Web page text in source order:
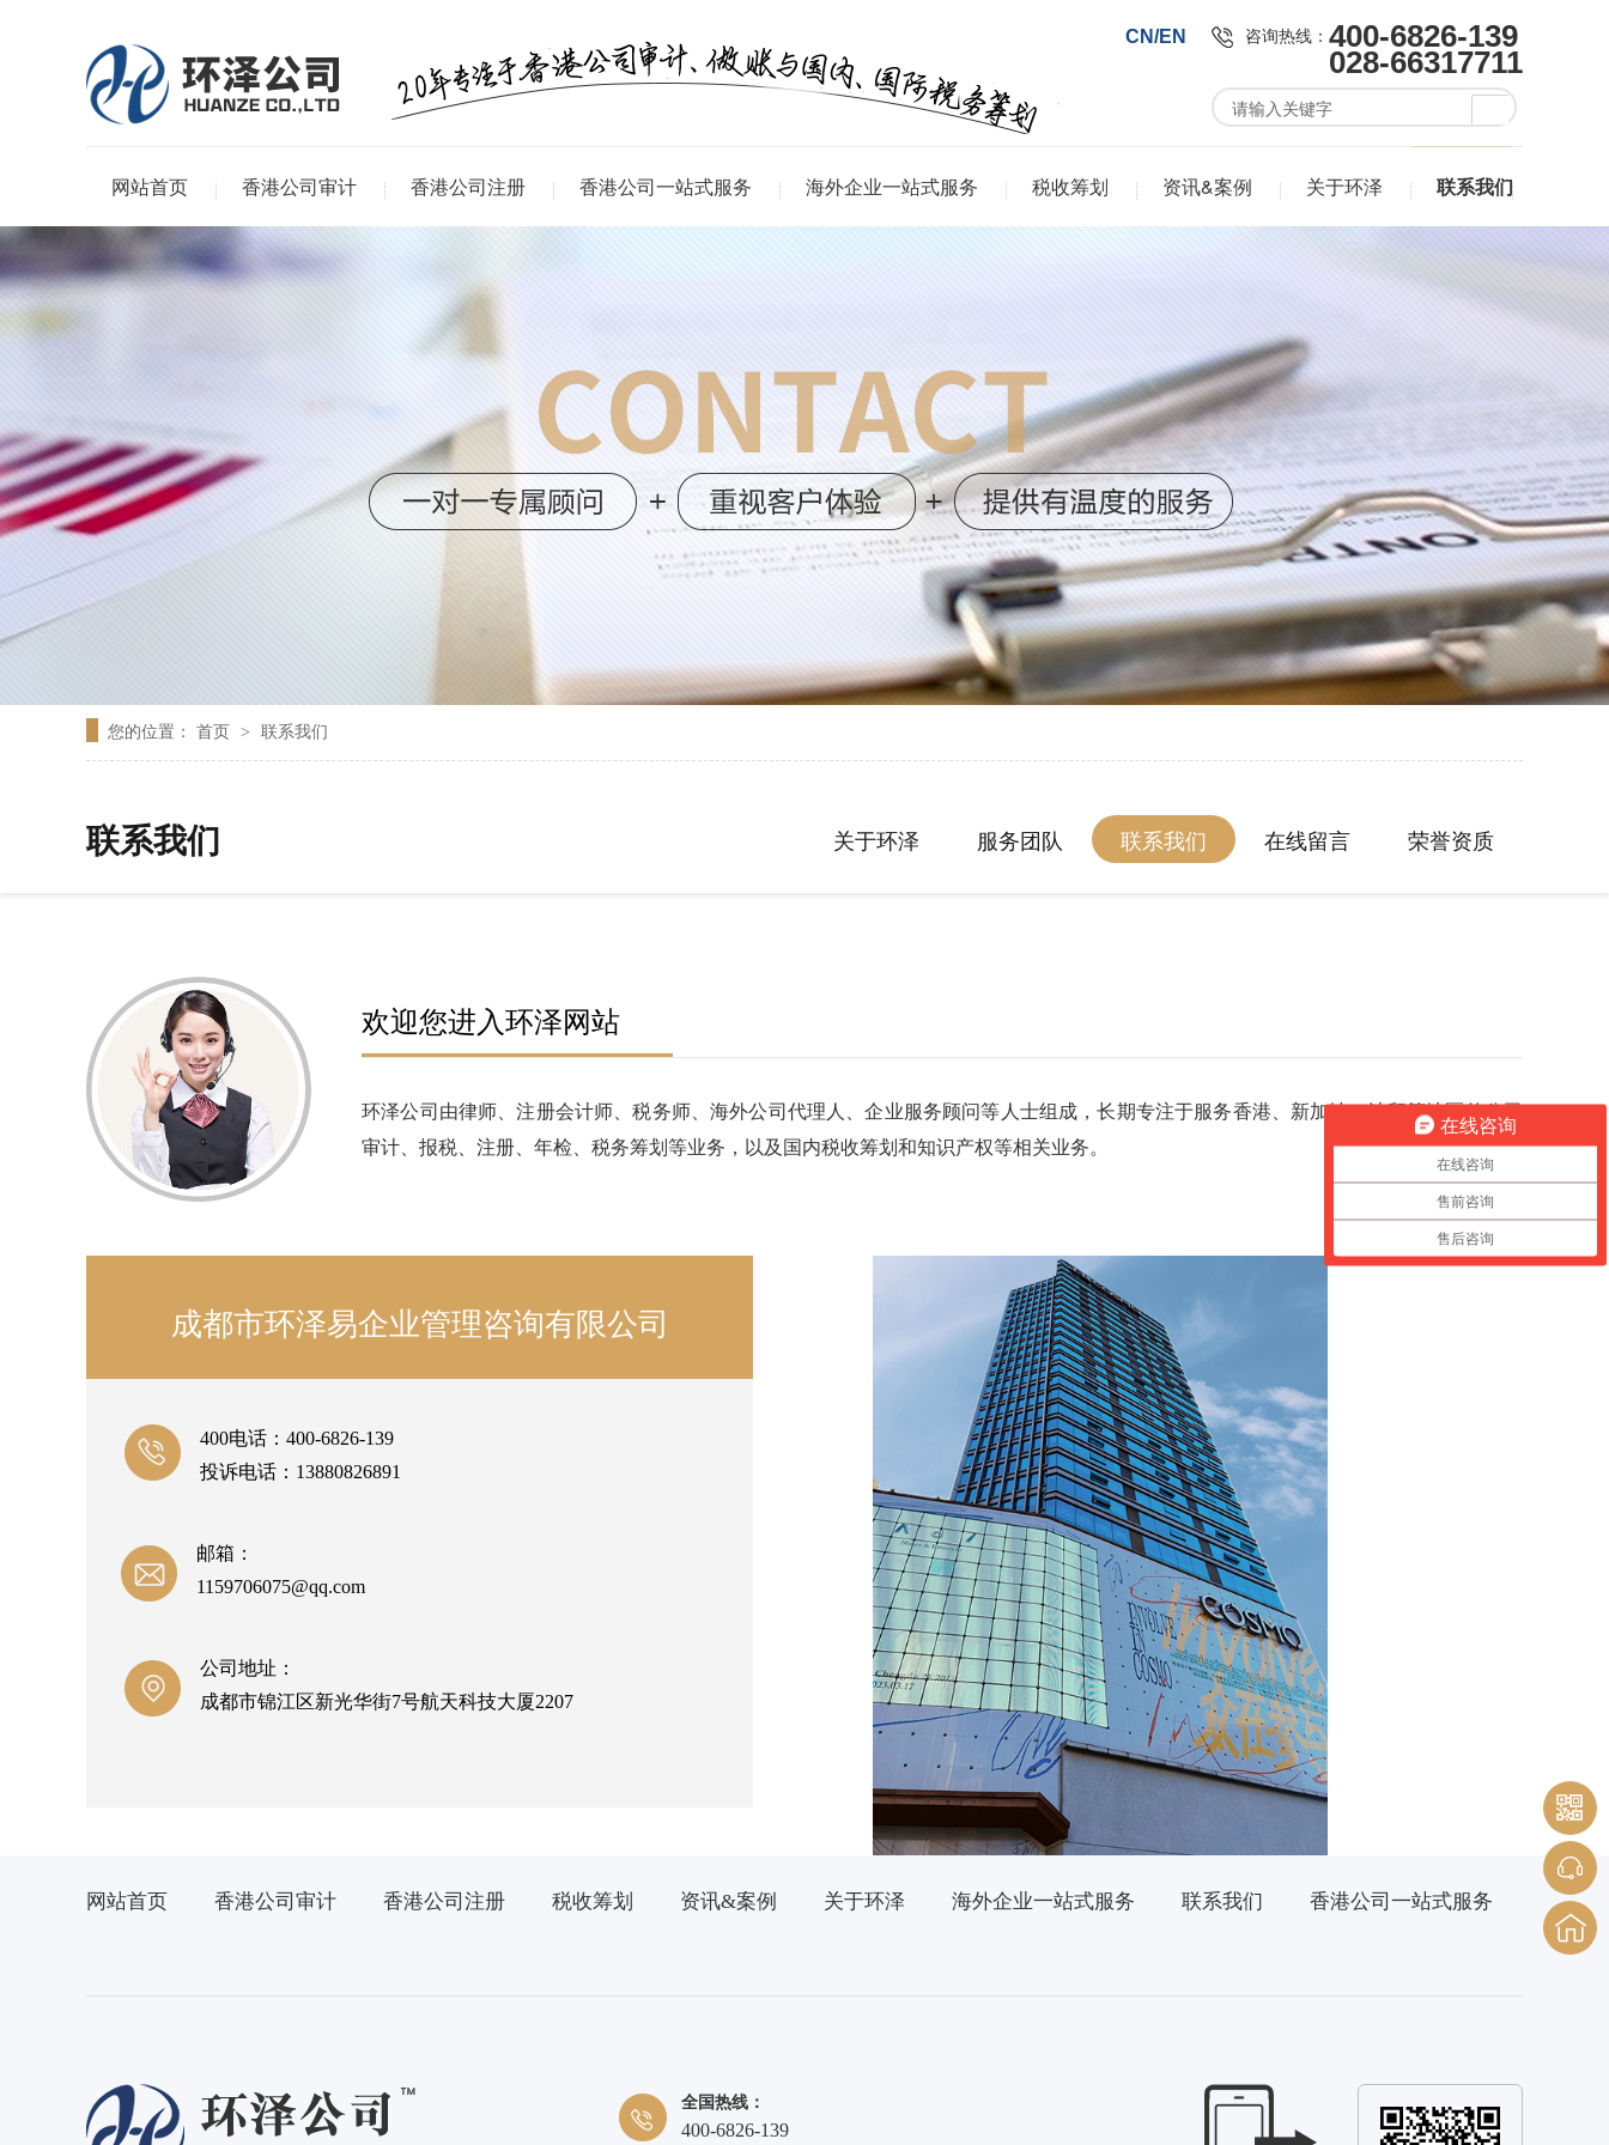
CN/EN 咨询热线： 400-6826-139
028-66317711
网站首页 香港公司审计 香港公司注册 香港公司一站式服务 海外企业一站式服务 税收筹划 资讯&案例 关于环泽 联系我们
您的位置： 首页 > 联系我们
联系我们 关于环泽 服务团队 联系我们 在线留言 荣誉资质
欢迎您进入环泽网站
环泽公司由律师、注册会计师、税务师、海外公司代理人、企业服务顾问等人士组成，长期专注于服务香港、新加坡、迪拜等地区的公司
审计、报税、注册、年检、税务筹划等业务，以及国内税收筹划和知识产权等相关业务。
成都市环泽易企业管理咨询有限公司
400电话：400-6826-139
投诉电话：13880826891
邮箱：
1159706075@qq.com
公司地址：
成都市锦江区新光华街7号航天科技大厦2207
网站首页 香港公司审计 香港公司注册 税收筹划 资讯&案例 关于环泽 海外企业一站式服务 联系我们 香港公司一站式服务
全国热线：
400-6826-139
在线咨询
在线咨询
售前咨询
售后咨询